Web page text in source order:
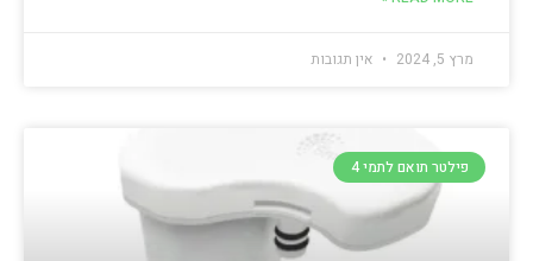
מרץ 5, 2024 אין תגובות
פילטר תואם לתמי 4